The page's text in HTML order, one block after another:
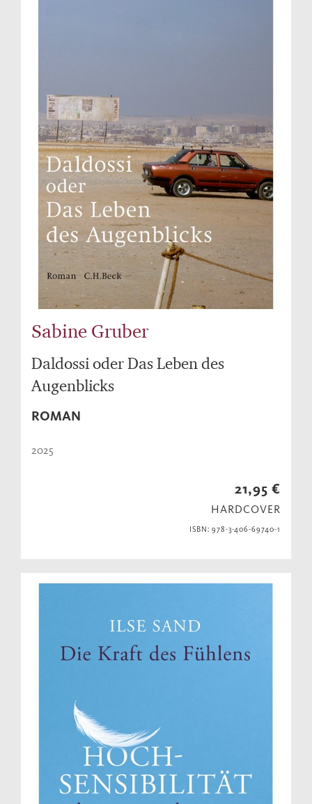
Sabine Gruber
Daldossi oder Das Leben des
Augenblicks
ROMAN
2025
21,95 €
HARDCOVER
ISBN: 978-3-406-69740-1